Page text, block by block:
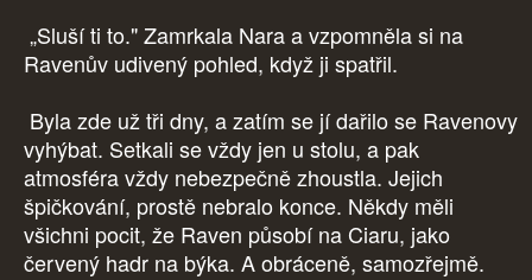
„Sluší ti to." Zamrkala Nara a vzpomněla si na
Ravenův udivený pohled, když ji spatřil.
Byla zde už tři dny, a zatím se jí dařilo se Ravenovy
vyhýbat. Setkali se vždy jen u stolu, a pak
atmosféra vždy nebezpečně zhoustla. Jejich
špičkování, prostě nebralo konce. Někdy měli
všichni pocit, že Raven působí na Ciaru, jako
červený hadr na býka. A obráceně, samozřejmě.